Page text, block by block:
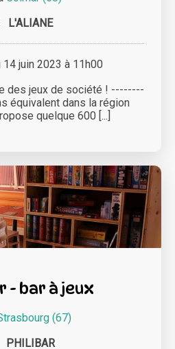
L'ALIANE
juin 2023 à 11h00
des jeux de société ! --------
équivalent dans la région
quelque 600 [...]
- bar à jeux
(67)
PHILIBAR